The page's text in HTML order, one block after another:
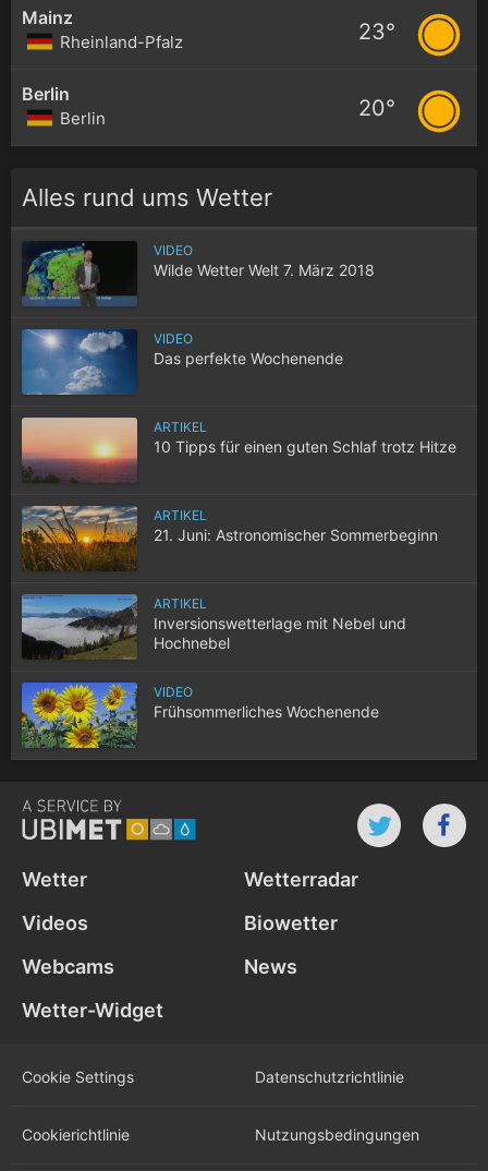
Mainz
Rheinland-Pfalz 23°
Berlin
Berlin 20°
Alles rund ums Wetter
VIDEO
Wilde Wetter Welt 7. März 2018
VIDEO
Das perfekte Wochenende
ARTIKEL
10 Tipps für einen guten Schlaf trotz Hitze
ARTIKEL
21. Juni: Astronomischer Sommerbeginn
ARTIKEL
Inversionswetterlage mit Nebel und
Hochnebel
VIDEO
Frühsommerliches Wochenende
Wetter
Wetterradar
Videos
Biowetter
Webcams
News
Wetter-Widget
Cookie Settings Datenschutz­richtlinie
Cookie­richtlinie Nutzungs­bedingungen